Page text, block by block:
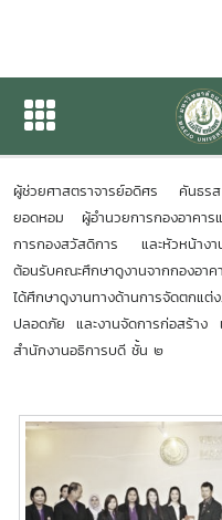
ม.นเรศวร ศึกษ
รา
ผู้ช่วยศาสตราจารย์อดิศร คันธ
ยอดหอม ผู้อำนวยการกองอาคา
การกองสวัสดิการ และหัวหน้างา
ต้อนรับคณะศึกษาดูงานจากกองอา
ได้ศึกษาดูงานทางด้านการจัดตกแต่
ปลอดภัย และงานจัดการก่อสร้า
สำนักงานอธิการบดี ชั้น ๒